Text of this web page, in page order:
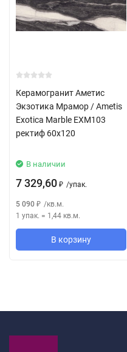
Керамогранит Аметис
Экзотика Мрамор / Ametis
Exotica Marble EXM103
ректиф 60x120
В наличии
7 329,60 ₽ /упак.
5 090 ₽ /кв.м.
1 упак. = 1,44 кв.м.
В корзину